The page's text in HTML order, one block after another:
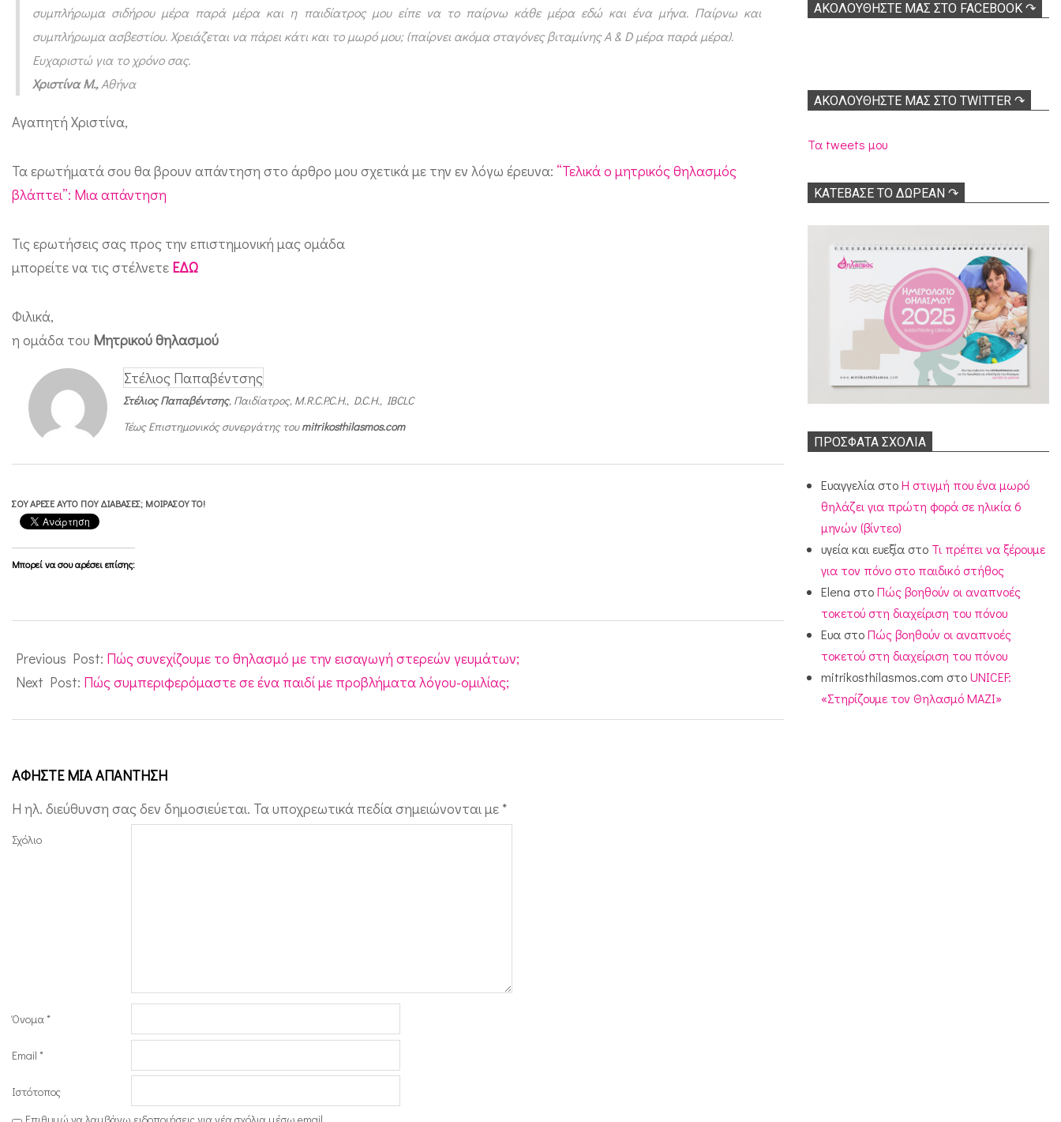
α
μ
ό
σ
ύ
μ
ι
ς
ο
ε
ό
τ
ο
συμπλήρωμα σιδήρου μέρα παρά μέρα και η παιδίατρος μου είπε να το παίρνω κάθε μέρα εδώ και ένα μήνα. Παίρνω και
συμπλήρωμα ασβεστίου. Χρειάζεται να πάρει κάτι και το μωρό μου; (παίρνει ακόμα σταγόνες βιταμίνης Α & D μέρα παρά μέρα).
Ευχαριστώ για το χρόνο σας.
Χριστίνα Μ.,Αθήνα
Αγαπητή Χριστίνα,
Τα ερωτήματά σου θα βρουν απάντηση στο άρθρο μου σχετικά με την εν λόγω έρευνα: “Τελικά ο μητρικός θηλασμός
βλάπτει”: Μια απάντηση
Τις ερωτήσεις σας προς την επιστημονική μας ομάδα
μπορείτε να τις στέλνετε ΕΔΩ
Φιλικά,
η ομάδα του Μητρικού θηλασμού
Στέλιος Παπαβέντσης
Στέλιος Παπαβέντσης, Παιδίατρος, M.R.C.P.C.H., D.C.H., IBCLC
Τέως Επιστημονικός συνεργάτης τουmitrikosthilasmos.com
ΣΟΥ ΆΡΕΣΕ ΑΥΤΌ ΠΟΥ ΔΙΆΒΑΣΕΣ; ΜΟΙΡΆΣΟΥ ΤΟ!
Μπορεί να σου αρέσει επίσης:
01-
21
Previous Post: Πώς συνεχίζουμε το θηλασμό με την εισαγωγή στερεών γευμάτων;
Next Post: Πώς συμπεριφερόμαστε σε ένα παιδί με προβλήματα λόγου-ομιλίας;
ΑΦΉΣΤΕ ΜΙΑ ΑΠΆΝΤΗΣΗ
Η ηλ. διεύθυνση σας δεν δημοσιεύεται. Τα υποχρεωτικά πεδία σημειώνονται με *
Σχόλιο
Όνομα*
Email *
Ιστότοπος
ΑΚΟΛOΥΘΉΣΤΕ ΜΑΣ ΣΤΟ FACEBOOK ↷
ΑΚΟΛΟΥΘΉΣΤΕ ΜΑΣ ΣΤΟ TWITTER ↷
Τα tweets μου
ΚΑΤΕΒΑΣΕ ΤΟ ΔΩΡΕΑΝ ↷
ΠΡΌΣΦΑΤΑ ΣΧΌΛΙΑ
Ευαγγελία στοΗ στιγμή που ένα μωρό
θηλάζει για πρώτη φορά σε ηλικία 6
μηνών (βίντεο)
υγεία και ευεξία στο Τι πρέπει να ξέρουμε
για τον πόνο στο παιδικό στήθος
Elena στοΠώς βοηθούν οι αναπνοές
τοκετού στη διαχείριση του πόνου
Ευα στοΠώς βοηθούν οι αναπνοές
τοκετού στη διαχείριση του πόνου
mitrikosthilasmos.com στοUNICEF:
«Στηρίζουμε τον Θηλασμό ΜΑΖΙ»